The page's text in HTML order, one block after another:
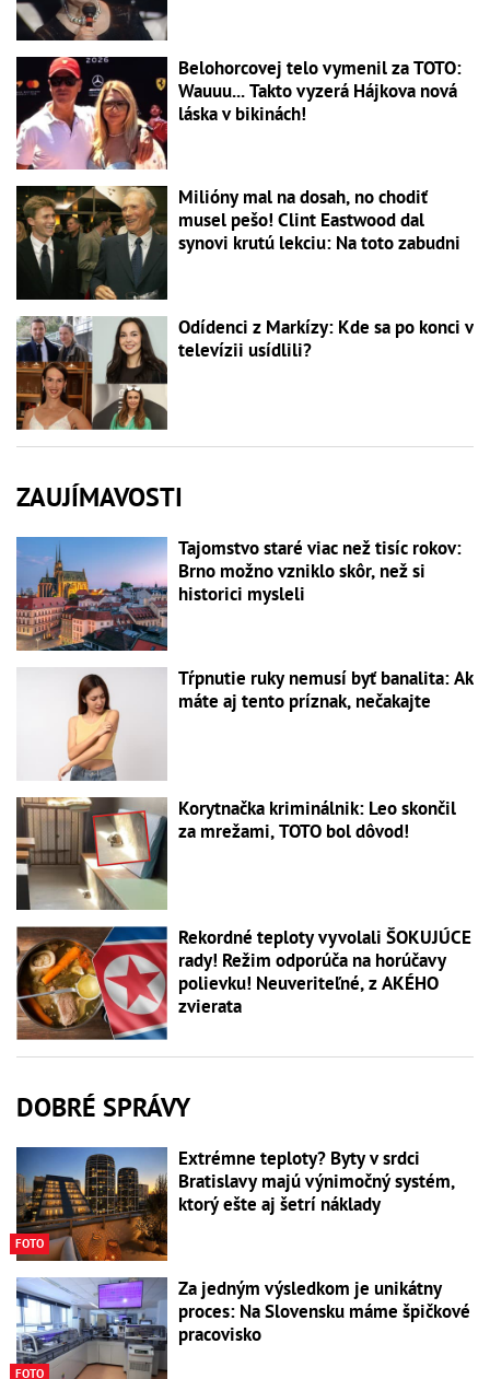
Belohorcovej telo vymenil za TOTO:
Wauuu... Takto vyzerá Hájkova nová
láska v bikinách!
Milióny mal na dosah, no chodiť
musel pešo! Clint Eastwood dal
synovi krutú lekciu: Na toto zabudni
Odídenci z Markízy: Kde sa po konci v
televízii usídlili?
ZAUJÍMAVOSTI
Tajomstvo staré viac než tisíc rokov:
Brno možno vzniklo skôr, než si
historici mysleli
Tŕpnutie ruky nemusí byť banalita: Ak
máte aj tento príznak, nečakajte
Korytnačka kriminálnik: Leo skončil
za mrežami, TOTO bol dôvod!
Rekordné teploty vyvolali ŠOKUJÚCE
rady! Režim odporúča na horúčavy
polievku! Neuveriteľné, z AKÉHO
zvierata
DOBRÉ SPRÁVY
FOTO
Extrémne teploty? Byty v srdci
Bratislavy majú výnimočný systém,
ktorý ešte aj šetrí náklady
FOTO
Za jedným výsledkom je unikátny
proces: Na Slovensku máme špičkové
pracovisko